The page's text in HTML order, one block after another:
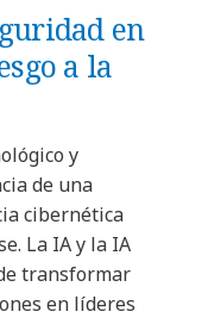
en
a la
y
de una
cibernética
La IA y la IA
transformar
en líderes